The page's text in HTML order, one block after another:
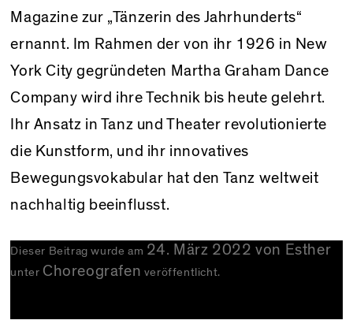
Magazine zur „Tänzerin des Jahrhunderts“
ernannt. Im Rahmen der von ihr 1926 in New
York City gegründeten Martha Graham Dance
Company wird ihre Technik bis heute gelehrt.
Ihr Ansatz in Tanz und Theater revolutionierte
die Kunstform, und ihr innovatives
Bewegungsvokabular hat den Tanz weltweit
nachhaltig beeinflusst.
Dieser Beitrag wurde am 24. März 2022 von Esther
unter Choreografen veröffentlicht.